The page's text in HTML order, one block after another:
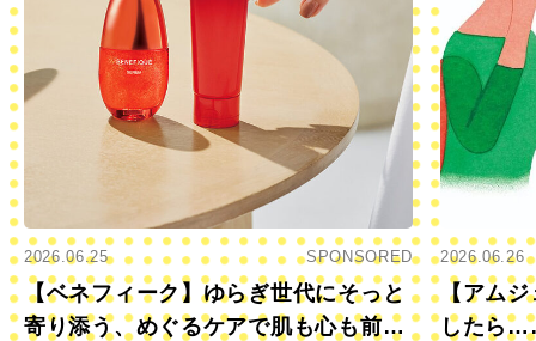
2026.06.25 SPONSORED
【ベネフィーク】ゆらぎ世代にそっと
寄り添う、めぐるケアで肌も心も前向
2026.06.26
【アムジ
したら